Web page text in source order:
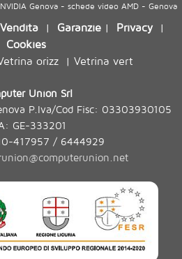
Genova - schede video AMD - Genova
| Garanzie | Privacy|
Cookies
orizz| Vetrina vert
Union Srl
P.Iva/Cod Fisc: 03303930105
GE-333201
417957 / 6444929